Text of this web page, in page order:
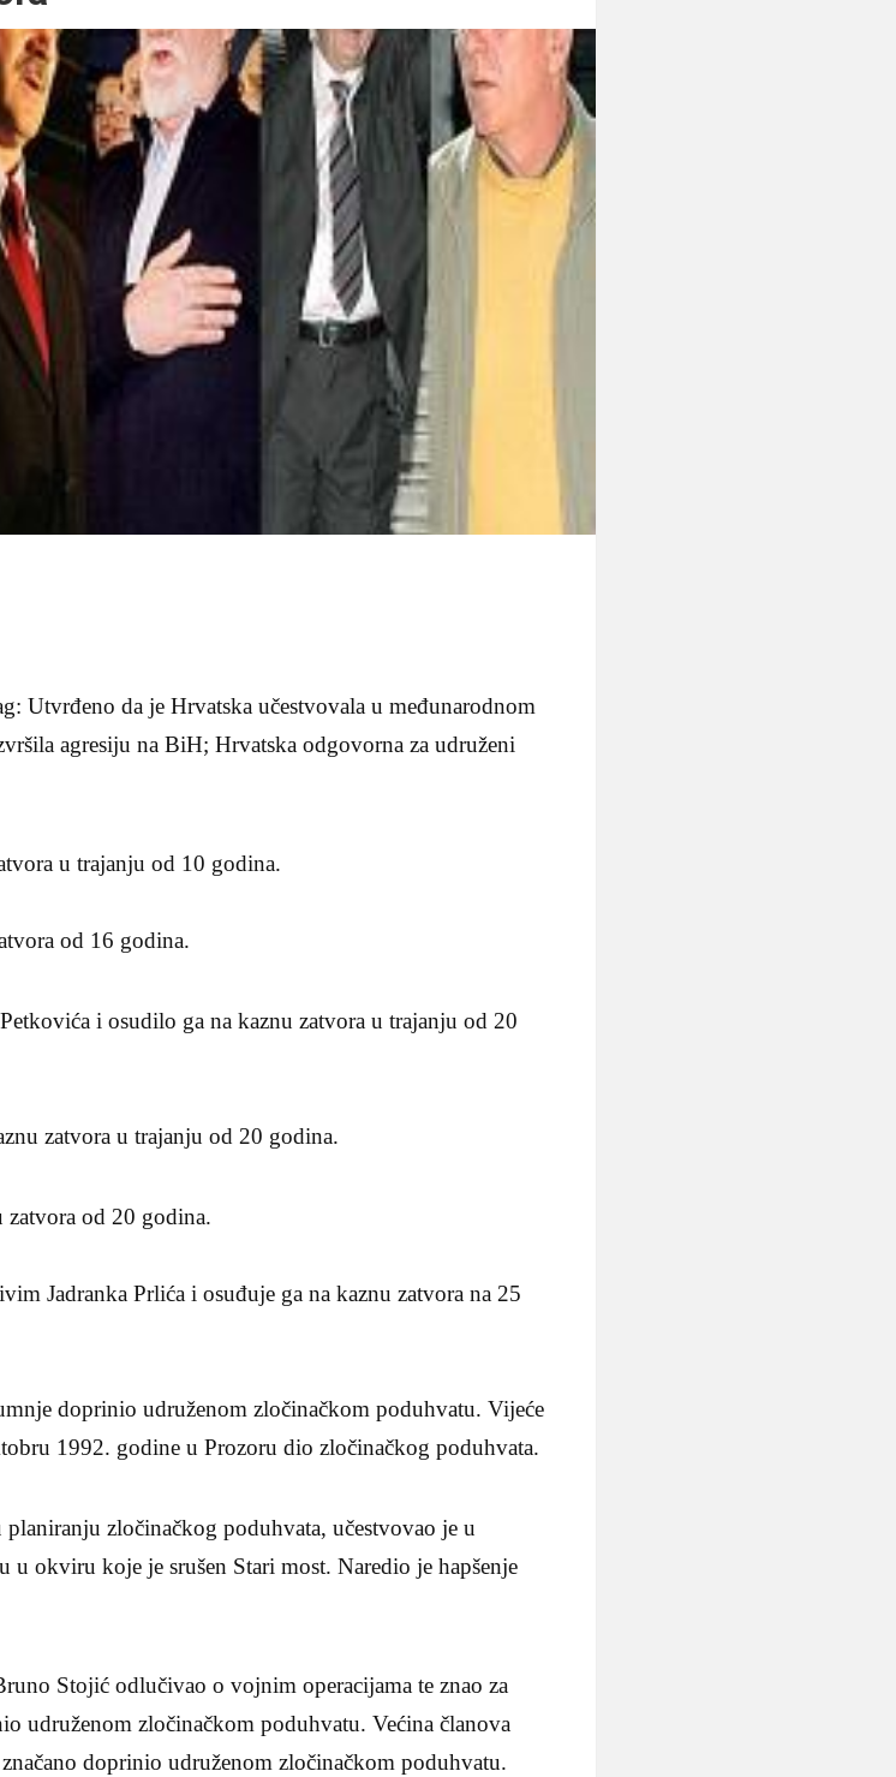
Utvrđeno da je Hrvatska učestvovala u međunarodnom
agresiju na BiH; Hrvatska odgovorna za udruženi
u trajanju od 10 godina.
od 16 godina.
i osudilo ga na kaznu zatvora u trajanju od 20
zatvora u trajanju od 20 godina.
zatvora od 20 godina.
Jadranka Prlića i osuđuje ga na kaznu zatvora na 25
doprinio udruženom zločinačkom poduhvatu. Vijeće
1992. godine u Prozoru dio zločinačkog poduhvata.
zločinačkog poduhvata, učestvovao je u
u okviru koje je srušen Stari most. Naredio je hapšenje
Stojić odlučivao o vojnim operacijama te znao za
udruženom zločinačkom poduhvatu. Većina članova
doprinio udruženom zločinačkom poduhvatu.